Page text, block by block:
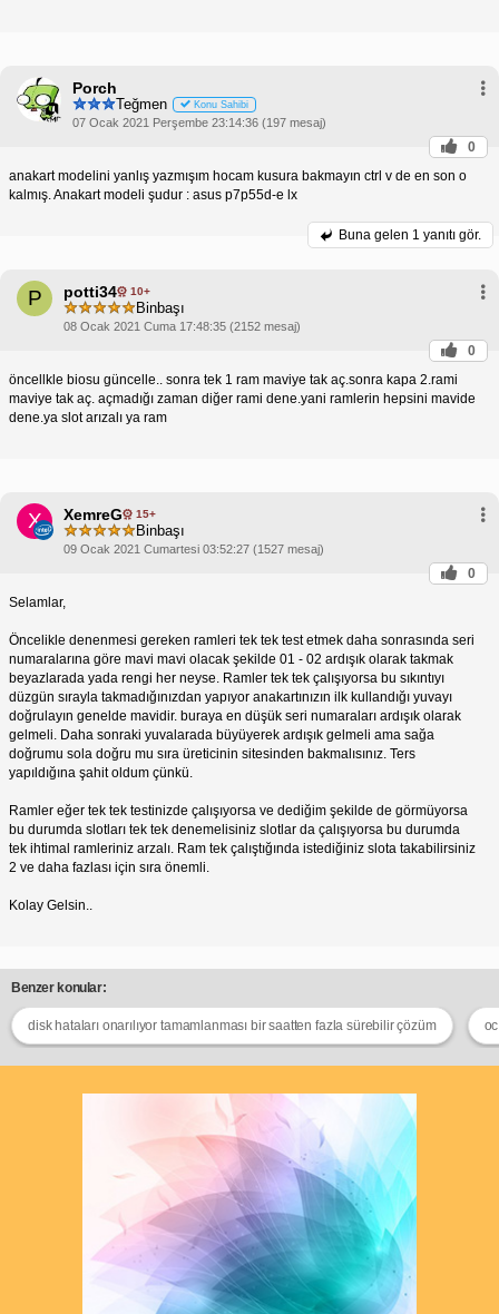
Porch
Teğmen Konu Sahibi
07 Ocak 2021 Perşembe 23:14:36 (197 mesaj)
0
anakart modelini yanlış yazmışım hocam kusura bakmayın ctrl v de en son o
kalmış. Anakart modeli şudur : asus p7p55d-e lx
Buna gelen 1 yanıtı gör.
P potti34 10+
Binbaşı
08 Ocak 2021 Cuma 17:48:35 (2152 mesaj)
0
öncellkle biosu güncelle.. sonra tek 1 ram maviye tak aç.sonra kapa 2.rami
maviye tak aç. açmadığı zaman diğer rami dene.yani ramlerin hepsini mavide
dene.ya slot arızalı ya ram
X XemreG 15+
Binbaşı
09 Ocak 2021 Cumartesi 03:52:27 (1527 mesaj)
0
Selamlar,
Öncelikle denenmesi gereken ramleri tek tek test etmek daha sonrasında seri
numaralarına göre mavi mavi olacak şekilde 01 - 02 ardışık olarak takmak
beyazlarada yada rengi her neyse. Ramler tek tek çalışıyorsa bu sıkıntıyı
düzgün sırayla takmadığınızdan yapıyor anakartınızın ilk kullandığı yuvayı
doğrulayın genelde mavidir. buraya en düşük seri numaraları ardışık olarak
gelmeli. Daha sonraki yuvalarada büyüyerek ardışık gelmeli ama sağa
doğrumu sola doğru mu sıra üreticinin sitesinden bakmalısınız. Ters
yapıldığına şahit oldum çünkü.
Ramler eğer tek tek testinizde çalışıyorsa ve dediğim şekilde de görmüyorsa
bu durumda slotları tek tek denemelisiniz slotlar da çalışıyorsa bu durumda
tek ihtimal ramleriniz arzalı. Ram tek çalıştığında istediğiniz slota takabilirsiniz
2 ve daha fazlası için sıra önemli.
Kolay Gelsin..
Benzer konular:
disk hataları onarılıyor tamamlanması bir saatten fazla sürebilir çözüm